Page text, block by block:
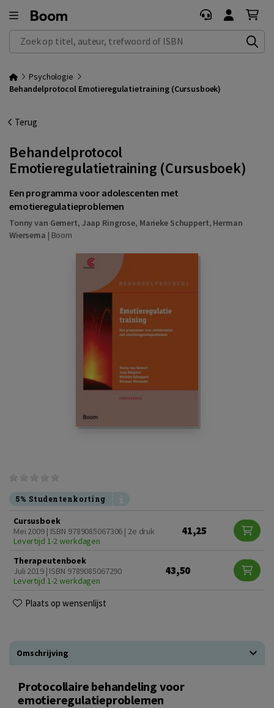
Zoek op titel, auteur, trefwoord of ISBN
Psychologie
Behandelprotocol Emotieregulatietraining (Cursusboek)
Terug
Behandelprotocol
Emotieregulatietraining (Cursusboek)
Een programma voor adolescenten met
emotieregulatieproblemen
Tonny van Gemert, Jaap Ringrose, Marieke Schuppert, Herman
Wiersema | Boom
5% Studentenkorting
Cursusboek
Mei 2009 | ISBN 9789085067306 | 2e druk
Levertijd 1-2 werkdagen
41,25
Therapeutenboek
Juli 2019 | ISBN 9789085067290
Levertijd 1-2 werkdagen
43,50
Plaats op wensenlijst
Omschrijving
Protocollaire behandeling voor
emotieregulatieproblemen